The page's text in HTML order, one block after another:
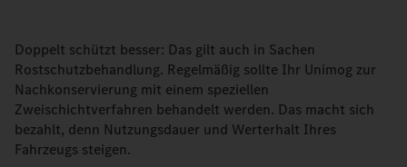
Doppelt schützt besser: Das gilt auch in Sachen
Rostschutzbehandlung. Regelmäßig sollte Ihr Unimog zur
Nachkonservierung mit einem speziellen
Zweischichtverfahren behandelt werden. Das macht sich
bezahlt, denn Nutzungsdauer und Werterhalt Ihres
Fahrzeugs steigen.